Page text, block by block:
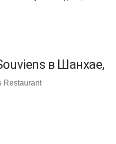
в Шанхае,
Restaurant